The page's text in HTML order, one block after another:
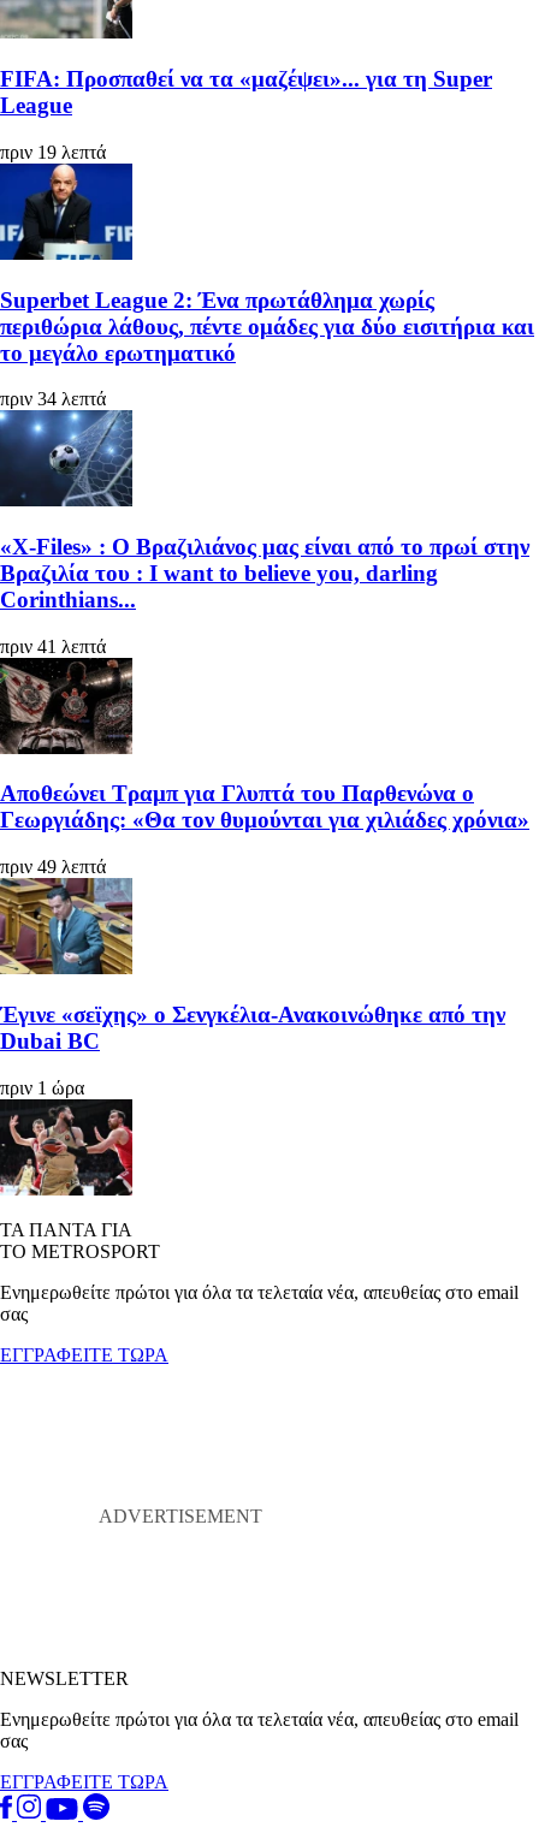
FIFA: Προσπαθεί να τα «μαζέψει»... για τη Super
League
πριν 19 λεπτά
Superbet League 2: Ένα πρωτάθλημα χωρίς
περιθώρια λάθους, πέντε ομάδες για δύο εισιτήρια και
το μεγάλο ερωτηματικό
πριν 34 λεπτά
«X-Files» : Ο Βραζιλιάνος μας είναι από το πρωί στην
Βραζιλία του : I want to believe you, darling
Corinthians...
πριν 41 λεπτά
Αποθεώνει Τραμπ για Γλυπτά του Παρθενώνα ο
Γεωργιάδης: «Θα τον θυμούνται για χιλιάδες χρόνια»
πριν 49 λεπτά
Έγινε «σεϊχης» ο Σενγκέλια-Ανακοινώθηκε από την
Dubai BC
πριν 1 ώρα
ΤΑ ΠΑΝΤΑ ΓΙΑ
ΤΟ METROSPORT
Ενημερωθείτε πρώτοι για όλα τα τελεταία νέα, απευθείας στο email
σας
ΕΓΓΡΑΦΕΙΤΕ ΤΩΡΑ
NEWSLETTER
Ενημερωθείτε πρώτοι για όλα τα τελεταία νέα, απευθείας στο email
σας
ΕΓΓΡΑΦΕΙΤΕ ΤΩΡΑ